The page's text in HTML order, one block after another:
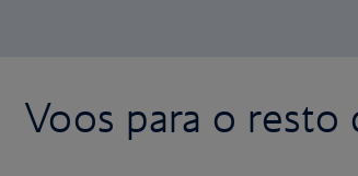
Voos para o resto